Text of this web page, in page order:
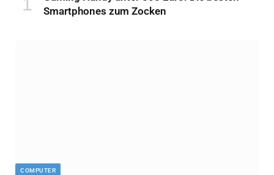
Smartphones zum Zocken
COMPUTER